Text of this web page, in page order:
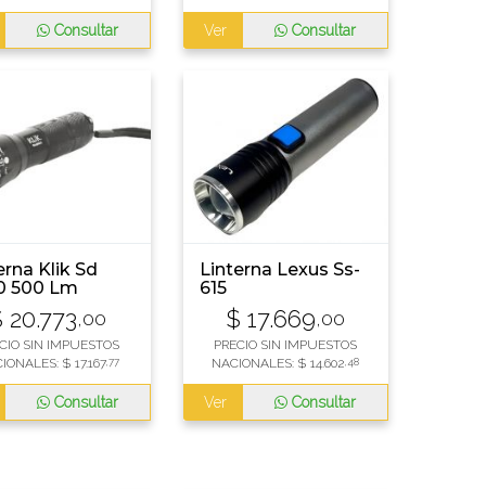
Consultar Ver Consultar
Klik Sd
500 Lm
20.773,00
SIN IMPUESTOS
$ 17.167,77
Consultar
Linterna Lexus Ss-
615
$ 17.669,00
PRECIO SIN IMPUESTOS
NACIONALES: $ 14.602 ,48
Ver Consultar